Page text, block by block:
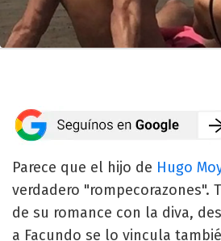
Parece que el hijo de Hugo
verdadero "rompecorazones".
de su romance con la diva,
a Facundo se lo vincula